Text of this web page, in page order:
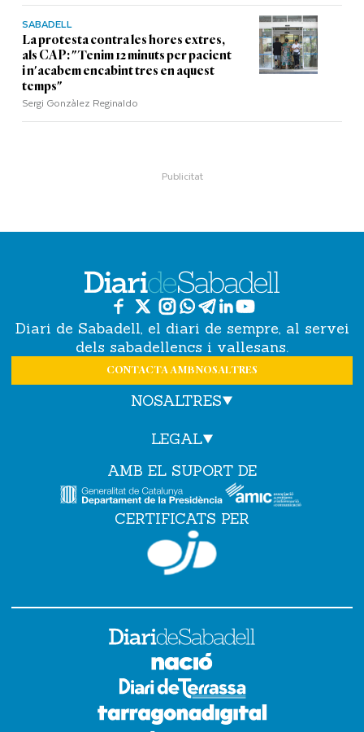
SABADELL
La protesta contra les hores extres,
als CAP: "Tenim 12 minuts per pacient
i n'acabem encabint tres en aquest
temps"
Sergi Gonzàlez Reginaldo
Diari de Sabadell, el diari de sempre, al servei
dels sabadellencs i vallesans.
CONTACTA AMB NOSALTRES
NOSALTRES
LEGAL
AMB EL SUPORT DE
CERTIFICATS PER